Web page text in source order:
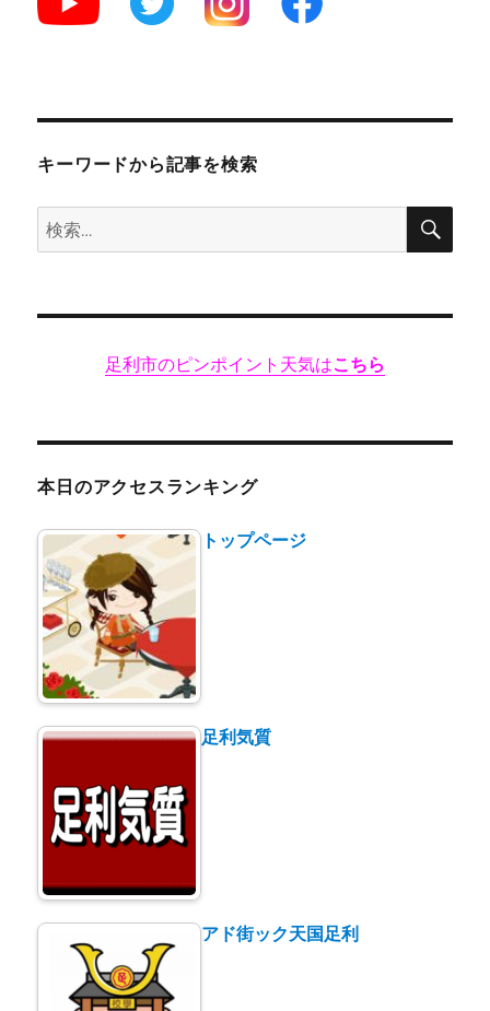
ゆ
間
店”
キーワードから記事を検索
検
索:
検
足利市のピンポイント天気はこちら
本日のアクセスランキング
トップページ
足利気質
アド街ック天国足利